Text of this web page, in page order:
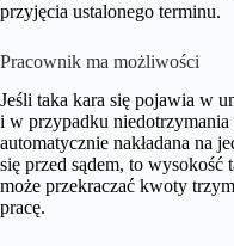
przyjęcia ustalonego terminu.
Pracownik ma możliwości
Jeśli taka kara się pojawia w
i w przypadku niedotrzymania
automatycznie nakładana na
się przed sądem, to wysokość
może przekraczać kwoty
pracę.